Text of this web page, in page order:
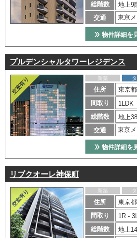
総階数
地上9
交通
東京
物件詳細を
プルデンシャルタワーレジデンス
新築
住所
東京
間取り
1LDK
総階数
地上
交通
東京
物件詳細を
リブクオーレ神保町
新築
住所
東京
間取り
1R -
総階数
地上